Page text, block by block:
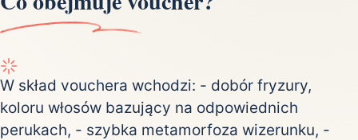
W skład vouchera wchodzi: - dobór fryzury,
koloru włosów bazujący na odpowiednich
perukach, - szybka metamorfoza wizerunku, -